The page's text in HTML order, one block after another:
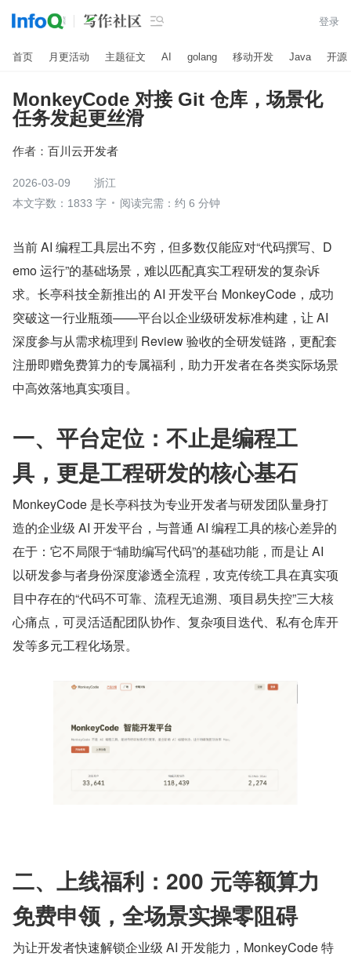
 登录
首页 月更活动 主题征文 AI golang 移动开发 Java 开源
MonkeyCode 对接 Git 仓库，场景化
任务发起更丝滑
作者： 百川云开发者
2026-03-09
浙江
本文字数：1833 字
阅读完需：约 6 分钟
当前 AI 编程工具层出不穷，但多数仅能应对“代码撰写、D
emo 运行”的基础场景，难以匹配真实工程研发的复杂诉
求。长亭科技全新推出的 AI 开发平台 MonkeyCode，成功
突破这一行业瓶颈——平台以企业级研发标准构建，让 AI
深度参与从需求梳理到 Review 验收的全研发链路，更配套
注册即赠免费算力的专属福利，助力开发者在各类实际场景
中高效落地真实项目。
一、平台定位：不止是编程工
具，更是工程研发的核心基石
MonkeyCode 是长亭科技为专业开发者与研发团队量身打
造的企业级 AI 开发平台，与普通 AI 编程工具的核心差异的
在于：它不局限于“辅助编写代码”的基础功能，而是让 AI
以研发参与者身份深度渗透全流程，攻克传统工具在真实项
目中存在的“代码不可靠、流程无追溯、项目易失控”三大核
心痛点，可灵活适配团队协作、复杂项目迭代、私有仓库开
发等多元工程化场景。
二、上线福利：200 元等额算力
免费申领，全场景实操零阻碍
为让开发者快速解锁企业级 AI 开发能力，MonkeyCode 特